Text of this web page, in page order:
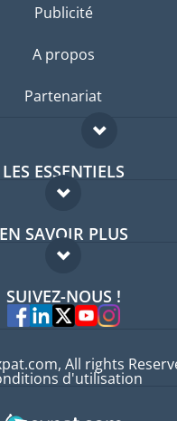
Publicité
A propos
Partenariat
LES ESSENTIELS
Forum expatriés
Guides pays
EN SAVOIR PLUS
FAQ
Experts
SUIVEZ-NOUS !
All rights
d'utilisation